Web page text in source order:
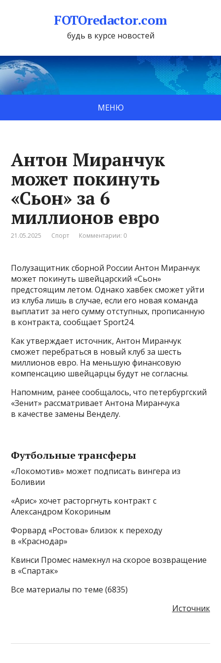
FOTOredactor.com
будь в курсе новостей
МЕНЮ
Антон Миранчук
может покинуть
«Сьон» за 6
миллионов евро
21.05.2025 Спорт Комментарии: 0
Полузащитник сборной России Антон Миранчук
может покинуть швейцарский «Сьон»
предстоящим летом. Однако хавбек сможет уйти
из клуба лишь в случае, если его новая команда
выплатит за него сумму отступных, прописанную
в контракта, сообщает Sport24.
Как утверждает источник, Антон Миранчук
сможет перебраться в новый клуб за шесть
миллионов евро. На меньшую финансовую
компенсацию швейцарцы будут не согласны.
Напомним, ранее сообщалось, что петербургский
«Зенит» рассматривает Антона Миранчука
в качестве замены Венделу.
Футбольные трансферы
«Локомотив» может подписать вингера из
Боливии
«Арис» хочет расторгнуть контракт с
Александром Кокориным
Форвард «Ростова» близок к переходу
в «Краснодар»
Квинси Промес намекнул на скорое возвращение
в «Спартак»
Все материалы по теме (6835)
Источник